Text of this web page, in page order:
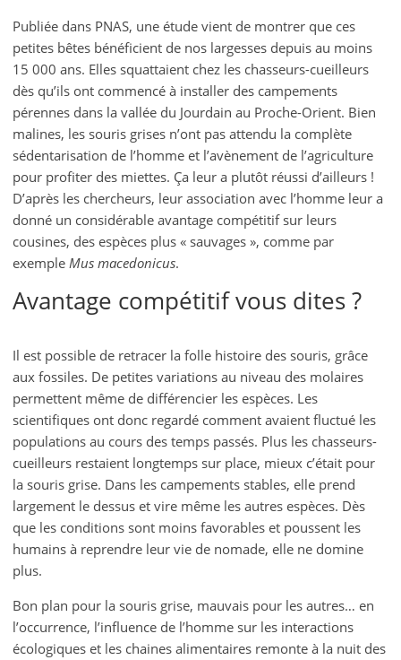
Publiée dans PNAS, une étude vient de montrer que ces
petites bêtes bénéficient de nos largesses depuis au moins
15 000 ans. Elles squattaient chez les chasseurs-cueilleurs
dès qu’ils ont commencé à installer des campements
pérennes dans la vallée du Jourdain au Proche-Orient. Bien
malines, les souris grises n’ont pas attendu la complète
sédentarisation de l’homme et l’avènement de l’agriculture
pour profiter des miettes. Ça leur a plutôt réussi d’ailleurs !
D’après les chercheurs, leur association avec l’homme leur a
donné un considérable avantage compétitif sur leurs
cousines, des espèces plus « sauvages », comme par
exempleMus macedonicus.
Avantage compétitif vous dites ?
Il est possible de retracer la folle histoire des souris, grâce
aux fossiles. De petites variations au niveau des molaires
permettent même de différencier les espèces. Les
scientifiques ont donc regardé comment avaient fluctué les
populations au cours des temps passés. Plus les chasseurs-
cueilleurs restaient longtemps sur place, mieux c’était pour
la souris grise. Dans les campements stables, elle prend
largement le dessus et vire même les autres espèces. Dès
que les conditions sont moins favorables et poussent les
humains à reprendre leur vie de nomade, elle ne domine
plus.
Bon plan pour la souris grise, mauvais pour les autres… en
l’occurrence, l’influence de l’homme sur les interactions
écologiques et les chaines alimentaires remonte à la nuit des